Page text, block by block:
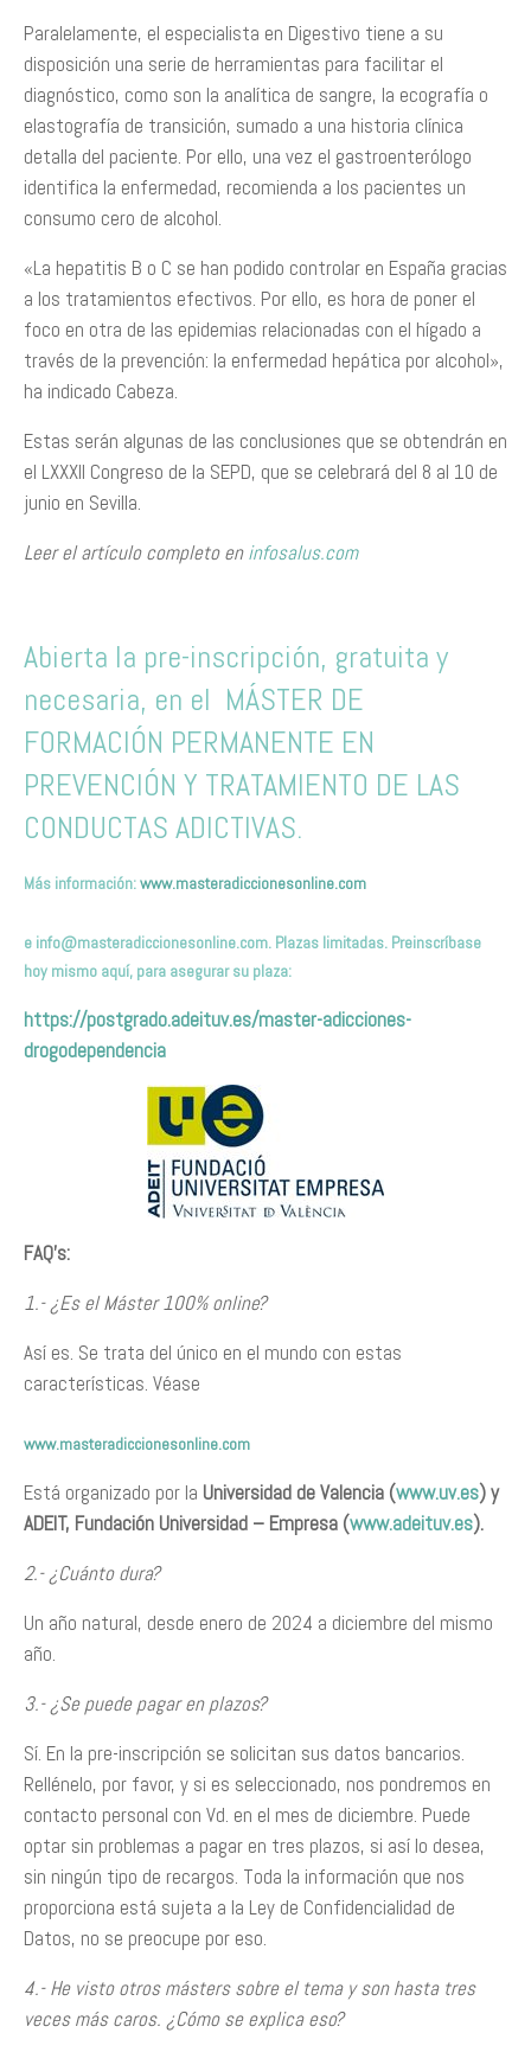
Paralelamente, el especialista en Digestivo tiene a su
disposición una serie de herramientas para facilitar el
diagnóstico, como son la analítica de sangre, la ecografía o
elastografía de transición, sumado a una historia clínica
detalla del paciente. Por ello, una vez el gastroenterólogo
identifica la enfermedad, recomienda a los pacientes un
consumo cero de alcohol.
«La hepatitis B o C se han podido controlar en España gracias
a los tratamientos efectivos. Por ello, es hora de poner el
foco en otra de las epidemias relacionadas con el hígado a
través de la prevención: la enfermedad hepática por alcohol»,
ha indicado Cabeza.
Estas serán algunas de las conclusiones que se obtendrán en
el LXXXII Congreso de la SEPD, que se celebrará del 8 al 10 de
junio en Sevilla.
Leer el artículo completo eninfosalus.com
Abierta la pre-inscripción, gratuita y
necesaria, en el MÁSTER DE
FORMACIÓN PERMANENTE EN
PREVENCIÓN Y TRATAMIENTO DE LAS
CONDUCTAS ADICTIVAS.
Más información:www.masteradiccionesonline.com
e info@masteradiccionesonline.com. Plazas limitadas. Preinscríbase
hoy mismo aquí, para asegurar su plaza:
https://postgrado.adeituv.es/master-adicciones-
drogodependencia
FAQ’s:
1.- ¿Es el Máster 100% online?
Así es. Se trata del único en el mundo con estas
características. Véase
www.masteradiccionesonline.com
Está organizado por la Universidad de Valencia (www.uv.es) y
ADEIT, Fundación Universidad – Empresa (www.adeituv.es).
2.- ¿Cuánto dura?
Un año natural, desde enero de 2024 a diciembre del mismo
año.
3.- ¿Se puede pagar en plazos?
Sí. En la pre-inscripción se solicitan sus datos bancarios.
Rellénelo, por favor, y si es seleccionado, nos pondremos en
contacto personal con Vd. en el mes de diciembre. Puede
optar sin problemas a pagar en tres plazos, si así lo desea,
sin ningún tipo de recargos. Toda la información que nos
proporciona está sujeta a la Ley de Confidencialidad de
Datos, no se preocupe por eso.
4.- He visto otros másters sobre el tema y son hasta tres
veces más caros. ¿Cómo se explica eso?